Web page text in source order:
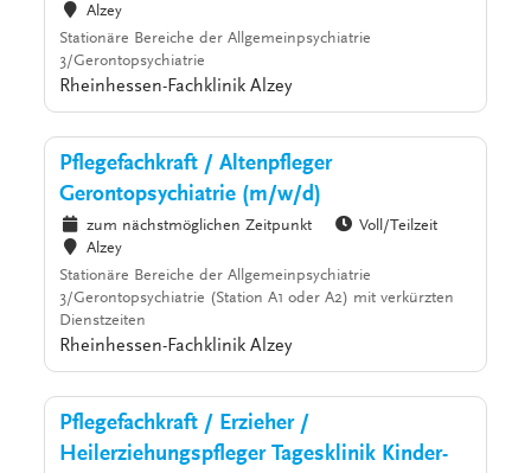
Alzey
Stationäre Bereiche der Allgemeinpsychiatrie
3/Gerontopsychiatrie
Rheinhessen-Fachklinik Alzey
Pflegefachkraft / Altenpfleger
Gerontopsychiatrie (m/w/d)
zum nächstmöglichen Zeitpunkt
Voll/Teilzeit
Alzey
Stationäre Bereiche der Allgemeinpsychiatrie
3/Gerontopsychiatrie (Station A1 oder A2) mit verkürzten
Dienstzeiten
Rheinhessen-Fachklinik Alzey
Pflegefachkraft / Erzieher /
Heilerziehungspfleger Tagesklinik Kinder-